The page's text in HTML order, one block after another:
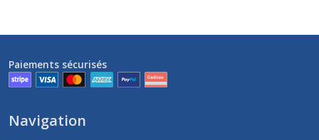
Paiements sécurisés
Navigation